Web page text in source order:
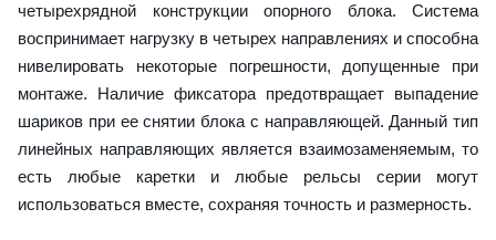
четырехрядной конструкции опорного блока. Система
воспринимает нагрузку в четырех направлениях и способна
нивелировать некоторые погрешности, допущенные при
монтаже. Наличие фиксатора предотвращает выпадение
шариков при ее снятии блока с направляющей. Данный тип
линейных направляющих является взаимозаменяемым, то
есть любые каретки и любые рельсы серии могут
использоваться вместе, сохраняя точность и размерность.